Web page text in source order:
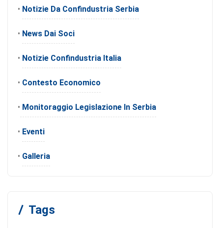
• Notizie Da Confindustria Serbia
• News Dai Soci
• Notizie Confindustria Italia
• Contesto Economico
• Monitoraggio Legislazione In Serbia
• Eventi
• Galleria
Tags